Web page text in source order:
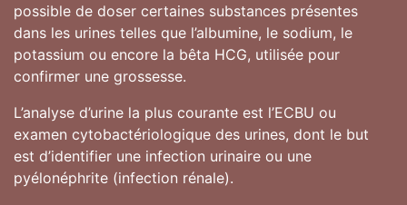
possible de doser certaines substances présentes
dans les urines telles que l’albumine, le sodium, le
potassium ou encore la bêta HCG, utilisée pour
confirmer une grossesse.
L’analyse d’urine la plus courante est l’ECBU ou
examen cytobactériologique des urines, dont le but
est d’identifier une infection urinaire ou une
pyélonéphrite (infection rénale).